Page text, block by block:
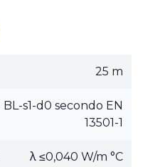
25 m
BL-s1-d0 secondo EN
13501-1
λ ≤0,040 W/m °C